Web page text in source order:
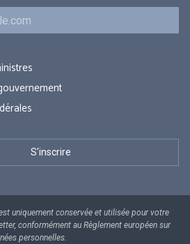
uniquement conservée et utilisée pour votre
conformément au Règlement européen sur
personnelles.